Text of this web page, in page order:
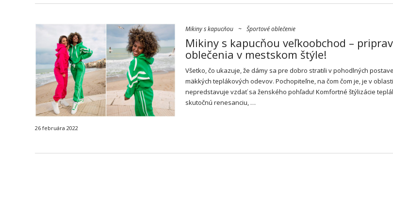
Mikiny s kapucňou ~ Športové oblečenie
Mikiny s kapucňou veľkoobchod –
oblečenia v mestskom štýle!
Všetko, čo ukazuje, že dámy sa pre dobro stratili v pohodlných
mäkkých teplákových odevov. Pochopiteľne, na čom čom je, je v
nepredstavuje vzdať sa ženského pohľadu! Komfortné štýlizácie
skutočnú renesanciu, …
26 februára 2022